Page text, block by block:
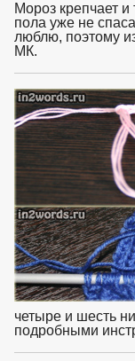
Мороз крепчает и
пола уже не
люблю, поэтому
МК.
четыре и шесть
подробными